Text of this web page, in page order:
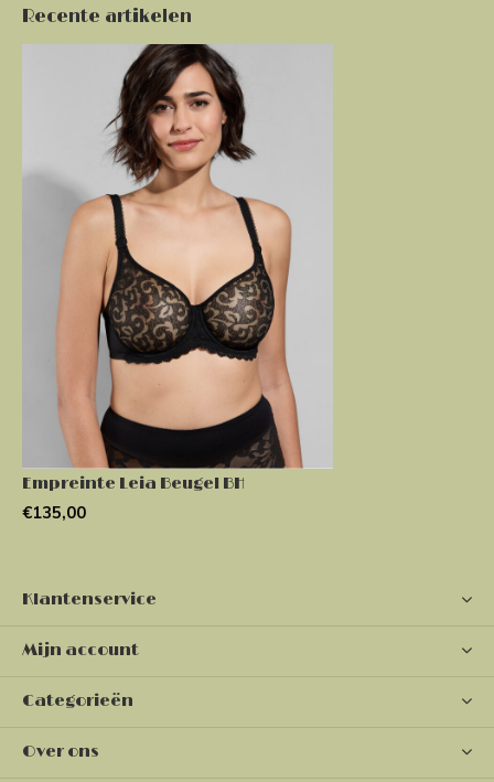
Recente artikelen
Empreinte Leia Beugel BH
€135,00
Klantenservice
Mijn account
Categorieën
Over ons